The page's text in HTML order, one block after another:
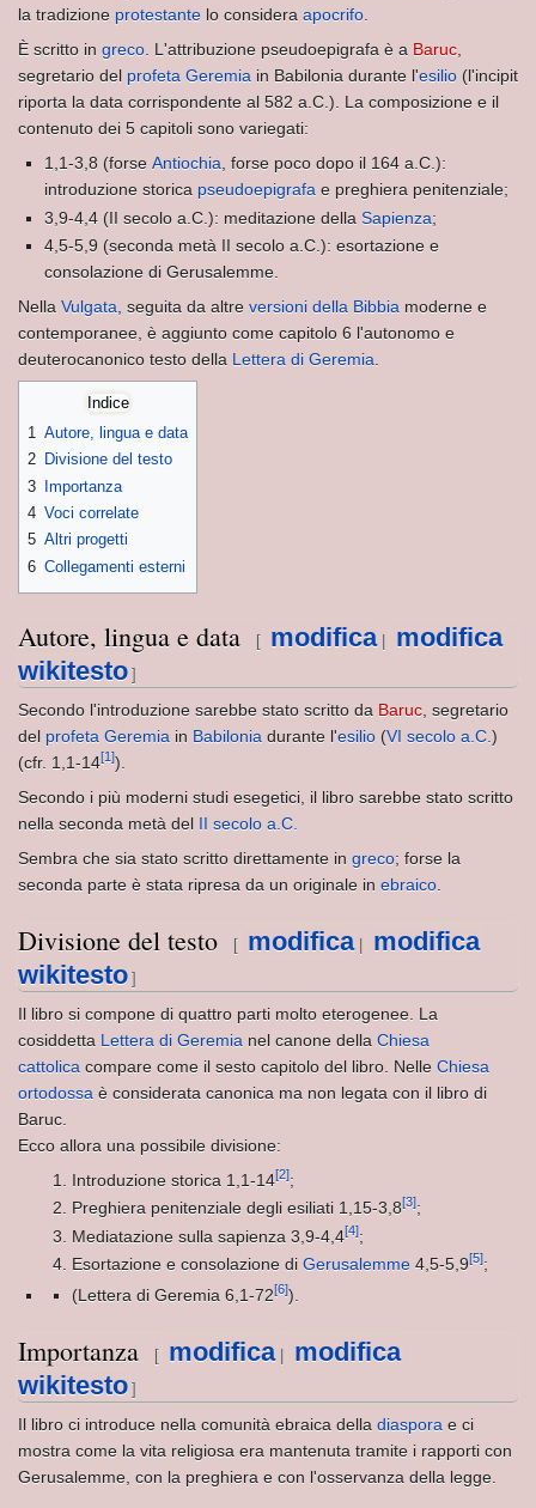
la tradizione protestante lo considera apocrifo
È scritto in greco . L'attribuzione pseudoepigrafa è a Baruc
segretario del profeta Geremia in Babilonia durante l'esilio (l'incipit
riporta la data corrispondente al 582 a.C.). La composizione e il
contenuto dei 5 capitoli sono variegati:
1,1-3,8 (forseAntiochia , forse poco dopo il 164 a.C.):
introduzione storica pseudoepigrafa e preghiera penitenziale;
3,9-4,4 (II secolo a.C.): meditazione dellaSapienza;
4,5-5,9 (seconda metà II secolo a.C.): esortazione e
consolazione di Gerusalemme.
Nella Vulgata , seguita da altre versioni della Bibbia moderne e
contemporanee, è aggiunto come capitolo 6 l'autonomo e
deuterocanonico testo della Lettera di Geremia
Indice
1
Autore, lingua e data
2 Divisione del testo
3 Importanza
4 Voci correlate
5 Altri progetti
6 Collegamenti esterni
Autore, lingua e data [ modifica|
modifica
wikitesto ]
Secondo l'introduzione sarebbe stato scritto da Baruc , segretario
del profeta Geremia in Babilonia durante l'esilio (VI secolo a.C. )
(cfr. 1,1-14[1]).
Secondo i più moderni studi esegetici, il libro sarebbe stato scritto
nella seconda metà del II secolo a.C.
Sembra che sia stato scritto direttamente in greco; forse la
seconda parte è stata ripresa da un originale in ebraico
Divisione del testo [ modifica|
modifica
wikitesto ]
Il libro si compone di quattro parti molto eterogenee. La
cosiddetta Lettera di Geremia nel canone della Chiesa
cattolica compare come il sesto capitolo del libro. Nelle Chiesa
ortodossa è considerata canonica ma non legata con il libro di
Baruc.
Ecco allora una possibile divisione:
Introduzione storica 1,1-14[2];
Preghiera penitenziale degli esiliati 1,15-3,8[3];
Mediatazione sulla sapienza 3,9-4,4[4];
Esortazione e consolazione di Gerusalemme4,5-5,9[5];
(Lettera di Geremia 6,1-72[6]).
Importanza [ modifica|
modifica
wikitesto ]
Il libro ci introduce nella comunità ebraica della diaspora e ci
mostra come la vita religiosa era mantenuta tramite i rapporti con
Gerusalemme, con la preghiera e con l'osservanza della legge.
E FUNZIONI
CAVA